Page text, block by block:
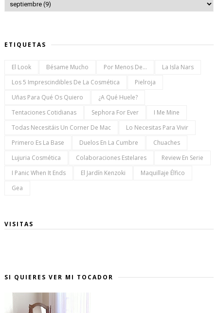
ETIQUETAS
El Look Bésame Mucho Por Menos De...
La Isla Nars
Los 5 Imprescindibles De La Cosmética
Pielroja
Uñas Para Qué Os Quiero
¿a Qué Huele?
Tentaciones Cotidianas
Sephora For Ever
I Me Mine
Todas Necesitáis Un Corner De Mac
Lo Necesitas Para Vivir
Primero Es La Base
Duelos En La Cumbre
Chuaches
Lujuria Cosmética
Colaboraciones Estelares
Review En Serie
I Panic When It Ends
El Jardín Kenzoki
Maquillaje Élfico
Gea
VISITAS
SI QUIERES VER MI TOCADOR